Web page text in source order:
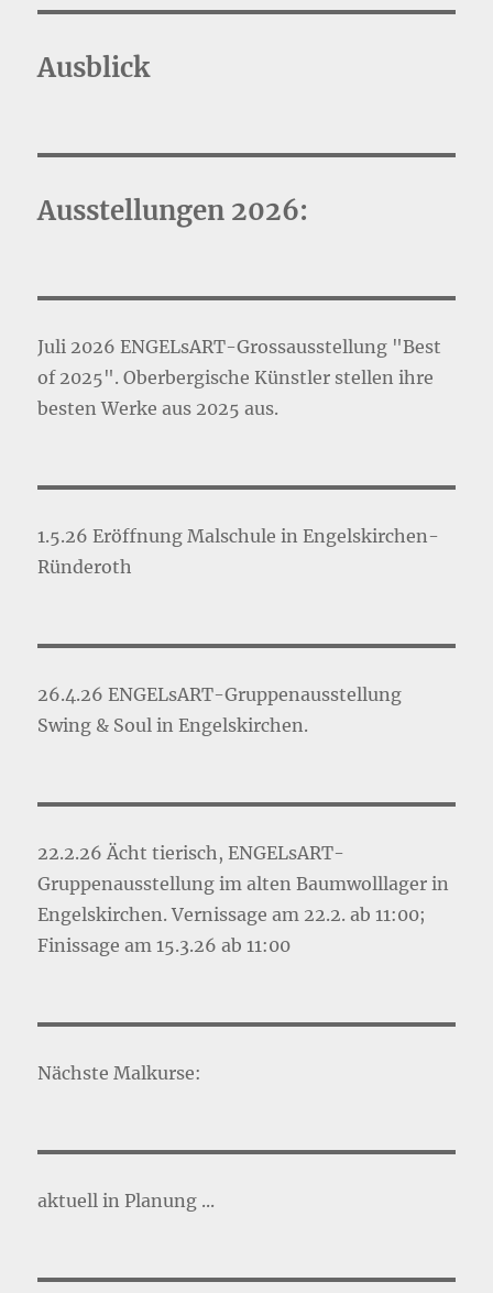
Ausblick
Ausstellungen 2026:
Juli 2026 ENGELsART-Grossausstellung "Best
of 2025". Oberbergische Künstler stellen ihre
besten Werke aus 2025 aus.
1.5.26 Eröffnung Malschule in Engelskirchen-
Ründeroth
26.4.26 ENGELsART-Gruppenausstellung
Swing & Soul in Engelskirchen.
22.2.26 Ächt tierisch, ENGELsART-
Gruppenausstellung im alten Baumwolllager in
Engelskirchen. Vernissage am 22.2. ab 11:00;
Finissage am 15.3.26 ab 11:00
Nächste Malkurse:
aktuell in Planung ...